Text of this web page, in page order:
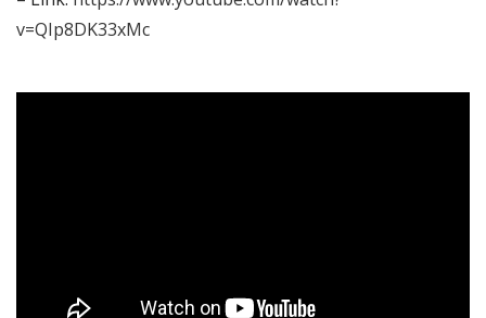
v=QIp8DK33xMc